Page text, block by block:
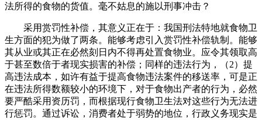
法所得的食物的货值。毫不姑息的施以刑事冲击？
采用赏罚性补偿，其意义正在于：我国刑法特地就食物卫
生方面的犯为做了两条。能够考虑引入赏罚性补偿轨制。能够
其从业或其正在必然刻日内不得再处置食物业。应令其领取高
于甚至数倍于者现实损害的补偿；同样的违法行为，（2）提
高违法成本，如许有益于提高食物违法案件的移送率，可是正
在违法所得数额较小的环境下，对于食物出产者的行为，必然
要严酷采用资历罚，而根据现行食物卫生法对这些行为无法进
行惩罚。通过诉讼，消费者处于弱势的地位，行政义务现实是